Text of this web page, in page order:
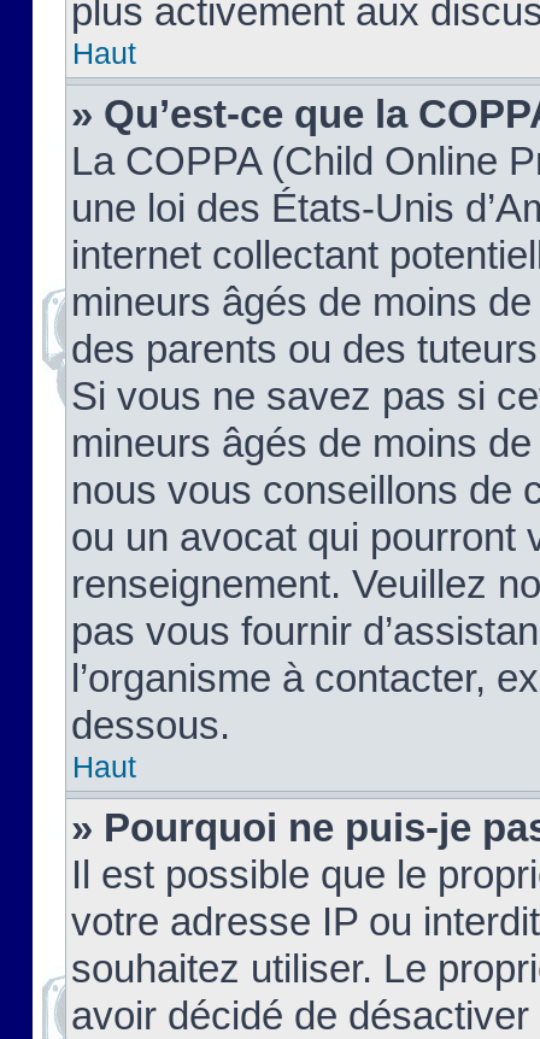
plus activement aux
Haut
» Qu’est-ce que la
La COPPA (Child Online
une loi des États-Unis
internet collectant
mineurs âgés de moins
des parents ou des
Si vous ne savez pas si
mineurs âgés de moins
nous vous conseillons de
ou un avocat qui pourront
renseignement. Veuillez
pas vous fournir
l’organisme à contacter,
dessous.
Haut
» Pourquoi ne puis-je
Il est possible que le
votre adresse IP ou
souhaitez utiliser. Le
avoir décidé de